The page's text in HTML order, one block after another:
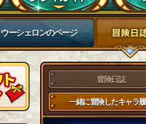
ウーシェロンのページ
冒険日誌
一緒に冒険したキャラ